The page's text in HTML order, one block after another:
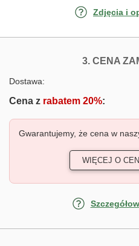
Zdjęcia i
3. CENA
Dostawa:
Cena z rabatem 20%:
Gwarantujemy, że cena w
WIĘCEJ O